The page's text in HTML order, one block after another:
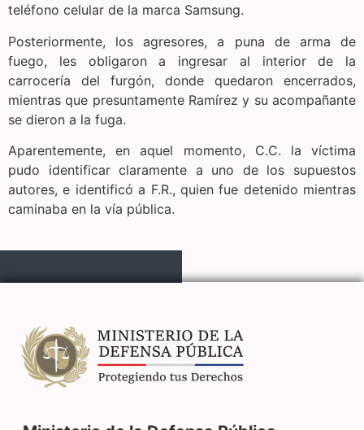
teléfono celular de la marca Samsung.
Posteriormente, los agresores, a puna de arma de
fuego, les obligaron a ingresar al interior de la
carrocería del furgón, donde quedaron encerrados,
mientras que presuntamente Ramírez y su acompañante
se dieron a la fuga.
Aparentemente, en aquel momento, C.C. la víctima
pudo identificar claramente a uno de los supuestos
autores, e identificó a F.R., quien fue detenido mientras
caminaba en la vía pública.